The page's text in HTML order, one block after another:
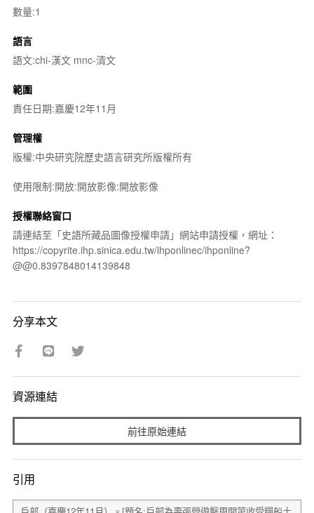
數量:1
語言
語文:chi-漢文 mnc-清文
範圍
責任日期:嘉慶12年11月
管理權
版權:中央研究院歷史語言研究所版權所有
使用限制:開放:開放影像:開放影像
授權聯絡窗口
請連結至「史語所藏品圖像授權申請」網站申請授權，網址：
https://copyrite.ihp.sinica.edu.tw/ihponlinec/ihponline?
@@0.8397848014139848
分享本文
資源連結
前往原始連結
引用